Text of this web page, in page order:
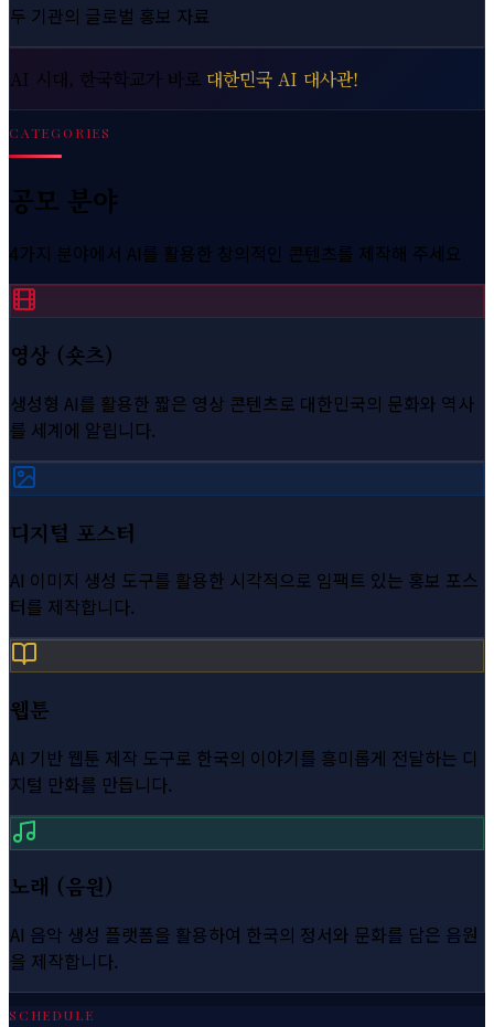
두 기관의 글로벌 홍보 자료
AI 시대, 한국학교가 바로 대한민국 AI 대사관!
CATEGORIES
공모 분야
4가지 분야에서 AI를 활용한 창의적인 콘텐츠를 제작해 주세요
영상 (숏츠)
생성형 AI를 활용한 짧은 영상 콘텐츠로 대한민국의 문화와 역사
를 세계에 알립니다.
디지털 포스터
AI 이미지 생성 도구를 활용한 시각적으로 임팩트 있는 홍보 포스
터를 제작합니다.
웹툰
AI 기반 웹툰 제작 도구로 한국의 이야기를 흥미롭게 전달하는 디
지털 만화를 만듭니다.
노래 (음원)
AI 음악 생성 플랫폼을 활용하여 한국의 정서와 문화를 담은 음원
을 제작합니다.
SCHEDULE